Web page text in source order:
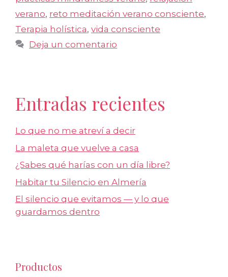
verano, reto meditación verano consciente,
Terapia holística, vida consciente
Deja un comentario
Entradas recientes
Lo que no me atreví a decir
La maleta que vuelve a casa
¿Sabes qué harías con un día libre?
Habitar tu Silencio en Almería
El silencio que evitamos — y lo que
guardamos dentro
Productos